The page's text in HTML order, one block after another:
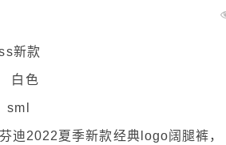
新款
白色
sml
迪2022夏季新款经典logo阔腿裤